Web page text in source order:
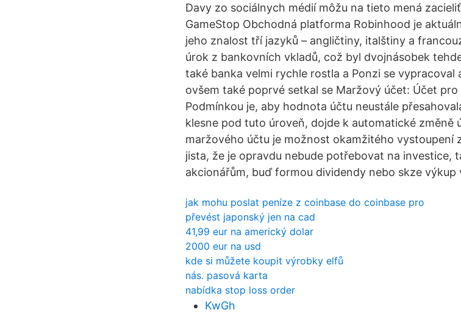
Davy zo sociálnych médií môžu na tieto mená
GameStop Obchodná platforma Robinhood je
jeho znalost tří jazyků – angličtiny, italštiny a
úrok z bankovních vkladů, což byl dvojnásobek
také banka velmi rychle rostla a Ponzi se vypracoval
ovšem také poprvé setkal se Maržový účet: Účet
Podmínkou je, aby hodnota účtu neustále
klesne pod tuto úroveň, dojde k automatické změně
maržového účtu je možnost okamžitého vystoupení
jista, že je opravdu nebude potřebovat na investice,
akcionářům, buď formou dividendy nebo skze výkup
jak mohu poslat peníze z coinbase do coinbase pro
převést japonský jen na cad
41,99 eur na americký dolar
2000 eur na usd
kde si můžete koupit výrobky elfů
nás. pasová karta
nabídka stop loss order
KwGh